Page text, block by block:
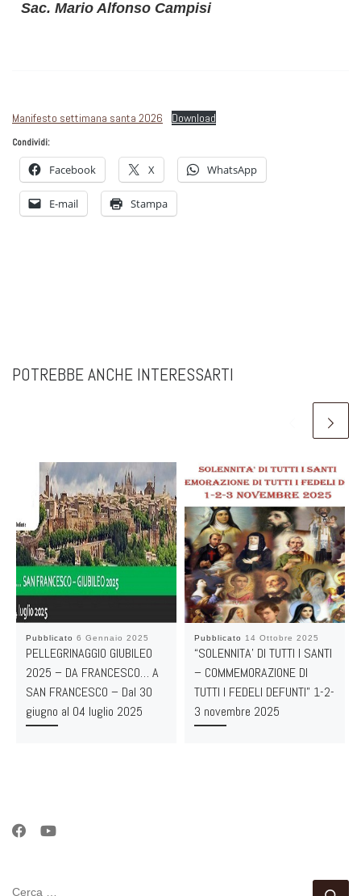
Sac. Mario Alfonso Campisi
Manifesto settimana santa 2026 Download
Condividi:
Facebook X WhatsApp
E-mail Stampa
POTREBBE ANCHE INTERESSARTI
Pubblicato 6 Gennaio 2025
PELLEGRINAGGIO GIUBILEO
2025 – DA FRANCESCO… A
SAN FRANCESCO – Dal 30
giugno al 04 luglio 2025
Pubblicato 14 Ottobre 2025
“SOLENNITA’ DI TUTTI I SANTI
– COMMEMORAZIONE DI
TUTTI I FEDELI DEFUNTI” 1-2-
3 novembre 2025
CERCA